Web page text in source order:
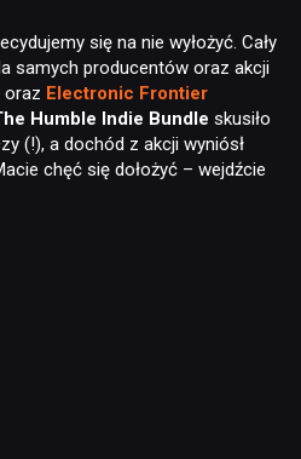
się na nie wyłożyć. Cały
samych producentów oraz akcji
oraz Electronic Frontier
Humble Indie Bundle skusiło
(!), a dochód z akcji wyniósł
chęć się dołożyć – wejdźcie